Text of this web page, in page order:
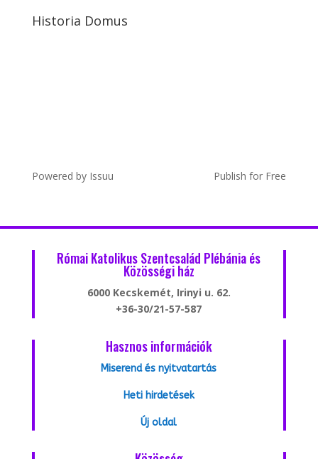
Historia Domus
Powered by Issuu Publish for Free
Római Katolikus Szentcsalád Plébánia és
Közösségi ház
6000 Kecskemét, Irinyi u. 62.
+36-30/21-57-587
Hasznos információk
Miserend és nyitvatartás
Heti hirdetések
Új oldal